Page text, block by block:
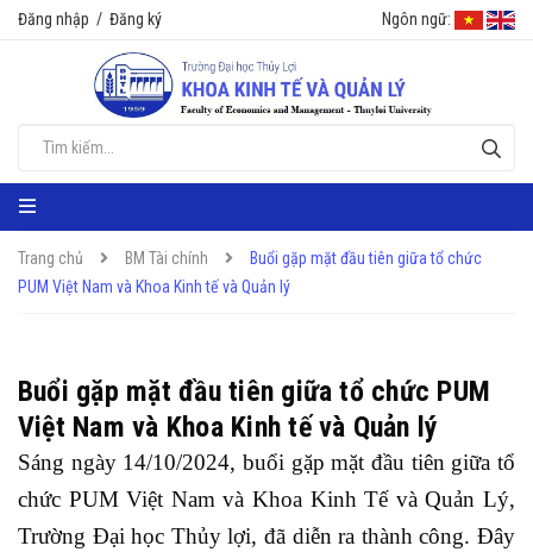
Đăng nhập / Đăng ký Ngôn ngữ:
Trang chủ BM Tài chính
Buổi gặp mặt đầu tiên giữa tổ chức
PUM Việt Nam và Khoa Kinh tế và Quản lý
Buổi gặp mặt đầu tiên giữa tổ chức PUM
Việt Nam và Khoa Kinh tế và Quản lý
Sáng ngày 14/10/2024, buổi gặp mặt đầu tiên giữa tổ
chức PUM Việt Nam và Khoa Kinh Tế và Quản Lý,
Trường Đại học Thủy lợi, đã diễn ra thành công. Đây